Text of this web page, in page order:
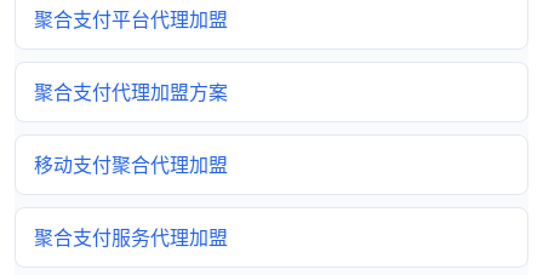
聚合支付平台代理加盟
聚合支付代理加盟方案
移动支付聚合代理加盟
聚合支付服务代理加盟